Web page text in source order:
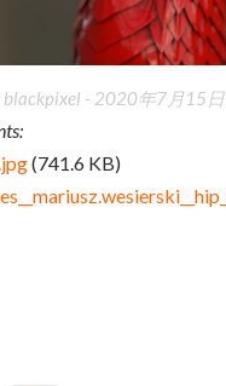
blackpixel - 2020年7月15
(741.6 KB)